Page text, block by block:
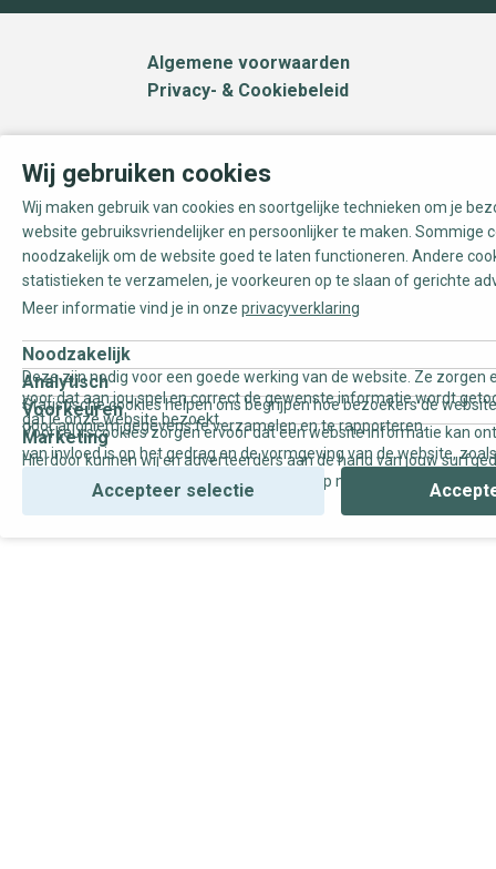
Algemene voorwaarden
Privacy- & Cookiebeleid
Wij gebruiken cookies
Wij maken gebruik van cookies en soortgelijke technieken om je
website gebruiksvriendelijker en persoonlijker te maken. Sommige
noodzakelijk om de website goed te laten functioneren. Andere
statistieken te verzamelen, je voorkeuren op te slaan of gerichte
Meer informatie vind je in onze privacyverklaring
Noodzakelijk
Deze zijn nodig voor een goede werking van de website. Ze zorgen
voor dat aan jou snel en correct de gewenste informatie wordt
dat je onze website bezoekt.
Analytisch
Statistische cookies helpen ons begrijpen hoe bezoekers de
door anoniem gegevens te verzamelen en te rapporteren.
Voorkeuren
Voorkeurscookies zorgen ervoor dat een website informatie kan
van invloed is op het gedrag en de vormgeving van de website,
Marketing
Hierdoor kunnen wij en adverteerders aan de hand van jouw
gepersonaliseerde online advertenties en op maat gemaakte
Accepteer selectie